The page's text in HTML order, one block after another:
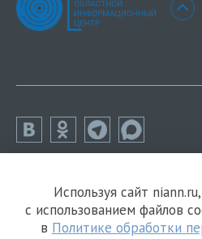
Используя сайт
с использованием файлов
в Политике обработки